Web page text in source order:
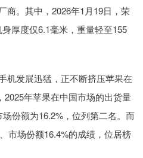
商。其中，2026年1月19日，荣
厚度仅6.1毫米，重量轻至155
发展迅猛，正不断挤压苹果在
年苹果在中国市场的出货量
份额为16.2%，位列第二名。而
市场份额16.4%的成绩，位居榜